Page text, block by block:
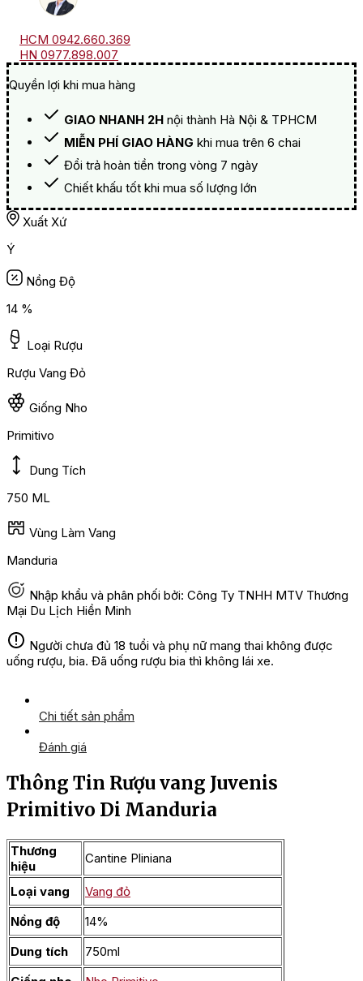
HCM 0942.660.369
HN 0977.898.007
Quyền lợi khi mua hàng
GIAO NHANH 2H nội thành Hà Nội & TPHCM
MIỄN PHÍ GIAO HÀNG khi mua trên 6 chai
Đổi trả hoàn tiền trong vòng 7 ngày
Chiết khấu tốt khi mua số lượng lớn
Xuất Xứ
Ý
Nồng Độ
14 %
Loại Rượu
Rượu Vang Đỏ
Giống Nho
Primitivo
Dung Tích
750 ML
Vùng Làm Vang
Manduria
Nhập khẩu và phân phối bởi: Công Ty TNHH MTV Thương
Mại Du Lịch Hiền Minh
Người chưa đủ 18 tuổi và phụ nữ mang thai không được
uống rượu, bia. Đã uống rượu bia thì không lái xe.
Chi tiết sản phẩm
Đánh giá
Thông Tin Rượu vang Juvenis
Primitivo Di Manduria
Thương
hiệu
Cantine Pliniana
Loại vang
Vang đỏ
Nồng độ
14%
Dung tích
750ml